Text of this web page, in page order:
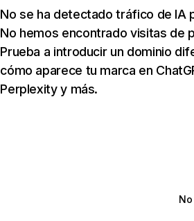
No se ha detectado tráfico de IA
No hemos encontrado visitas de
Prueba a introducir un dominio
cómo aparece tu marca en
Perplexity y más.